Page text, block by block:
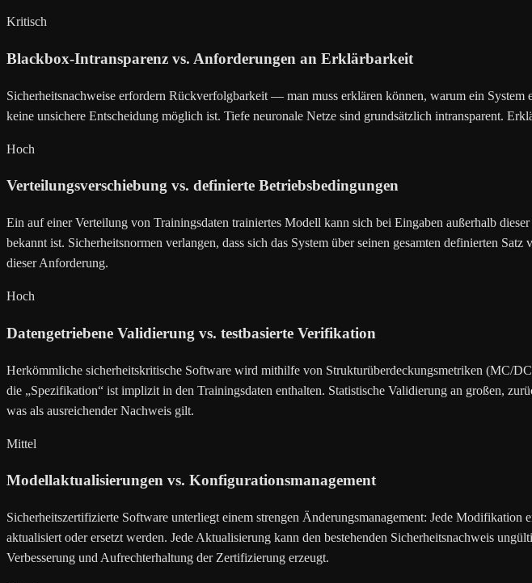
Kritisch
Blackbox-Intransparenz vs. Anforderungen an Erklärbarkeit
Sicherheitsnachweise erfordern Rückverfolgbarkeit — man muss erklären können, warum ein
keine unsichere Entscheidung möglich ist. Tiefe neuronale Netze sind grundsätzlich intransparent.
Hoch
Verteilungsverschiebung vs. definierte Betriebsbedingungen
Ein auf einer Verteilung von Trainingsdaten trainiertes Modell kann sich bei Eingaben außerhalb
bekannt ist. Sicherheitsnormen verlangen, dass sich das System über seinen gesamten definierten
dieser Anforderung.
Hoch
Datengetriebene Validierung vs. testbasierte Verifikation
Herkömmliche sicherheitskritische Software wird mithilfe von Strukturüberdeckungsmetriken (MC/
die „Spezifikation“ ist implizit in den Trainingsdaten enthalten. Statistische Validierung an großen,
was als ausreichender Nachweis gilt.
Mittel
Modellaktualisierungen vs. Konfigurationsmanagement
Sicherheitszertifizierte Software unterliegt einem strengen Änderungsmanagement: Jede
aktualisiert oder ersetzt werden. Jede Aktualisierung kann den bestehenden Sicherheitsnachweis
Verbesserung und Aufrechterhaltung der Zertifizierung erzeugt.